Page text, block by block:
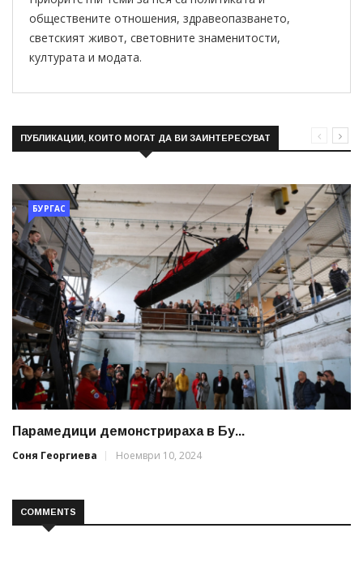
обществените отношения, здравеопазването,
светският живот, световните знаменитости,
културата и модата.
ПУБЛИКАЦИИ, КОИТО МОГАТ ДА ВИ ЗАИНТЕРЕСУВАТ
БУРГАС
Парамедици демонстрираха в Бу...
Соня Георгиева
Ноември 10, 2024
COMMENTS